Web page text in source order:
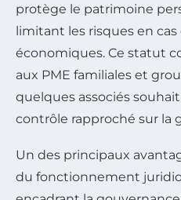
protège le patrimoine
limitant les risques en
économiques. Ce statut
aux PME familiales et
quelques associés
contrôle rapproché sur la
Un des principaux
du fonctionnement